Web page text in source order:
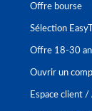
Offre bourse
Sélection
Offre 18-30
Ouvrir un
Espace client /